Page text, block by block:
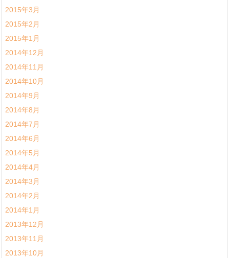
2015年3月
2015年2月
2015年1月
2014年12月
2014年11月
2014年10月
2014年9月
2014年8月
2014年7月
2014年6月
2014年5月
2014年4月
2014年3月
2014年2月
2014年1月
2013年12月
2013年11月
2013年10月